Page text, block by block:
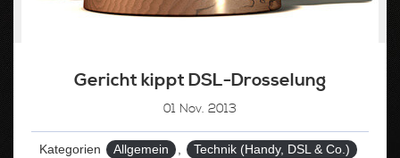
Gericht kippt DSL-Drosselung
01 Nov. 2013
Kategorien Allgemein ,
Technik (Handy, DSL & Co.)